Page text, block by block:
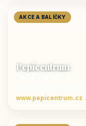
AKCE A BALÍČKY
Pepicentrum
www.pepicentrum.cz